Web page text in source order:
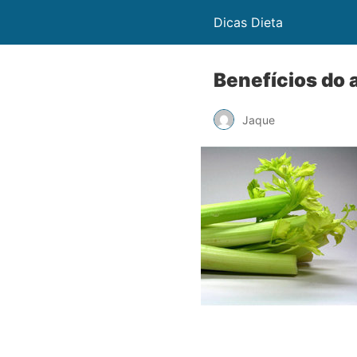
Dicas Dieta
Benefícios do
Jaque